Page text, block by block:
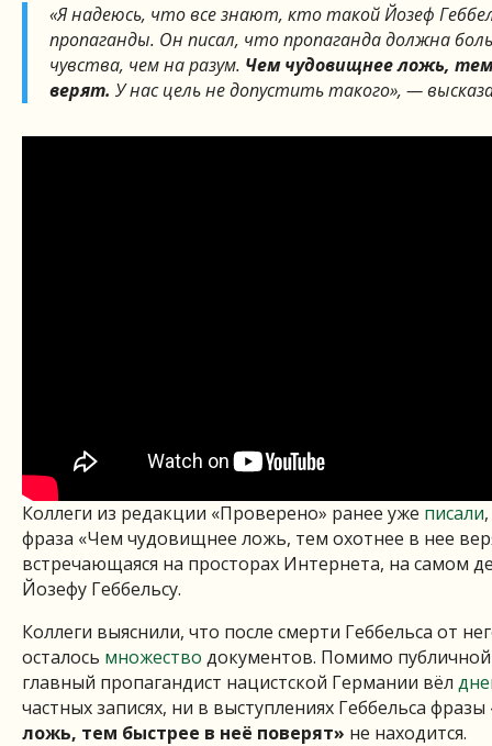
«Я надеюсь, что все знают, кто такой Йозеф
пропаганды. Он писал, что пропаганда должна
чувства, чем на разум. Чем чудовищнее ложь,
верят. У нас цель не допустить такого», —
Коллеги из редакции «Проверено» ранее уже писали
фраза «Чем чудовищнее ложь, тем охотнее в нее
встречающаяся на просторах Интернета, на самом
Йозефу Геббельсу.
Коллеги выяснили, что после смерти Геббельса от
осталось множество документов. Помимо публичной
главный пропагандист нацистской Германии вёл
частных записях, ни в выступлениях Геббельса фразы
ложь, тем быстрее в неё поверят» не находится.